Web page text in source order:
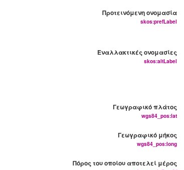
Προτεινόμενη ονομασία
skos:prefLabel
Εναλλακτικές ονομασίες
skos:altLabel
Γεωγραφικό πλάτος
wgs84_pos:lat
Γεωγραφικό μήκος
wgs84_pos:long
Πόρος του οποίου αποτελεί μέρος